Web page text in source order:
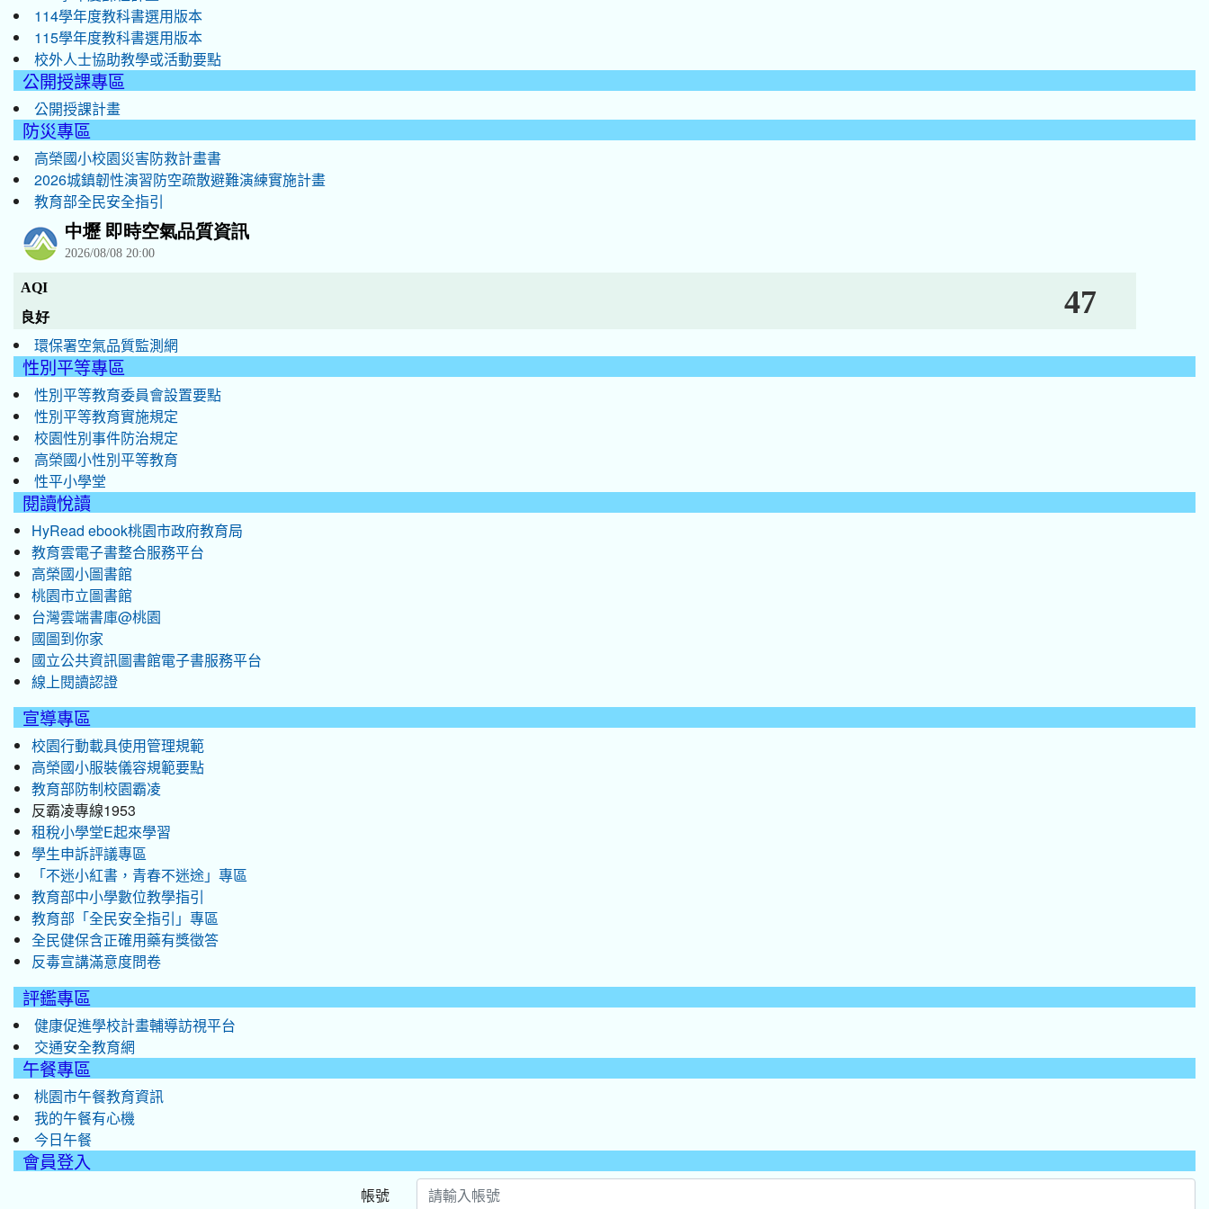
114學年度教科書選用版本
115學年度教科書選用版本
校外人士協助教學或活動要點
公開授課專區
公開授課計畫
防災專區
高榮國小校園災害防救計畫書
2026城鎮韌性演習防空疏散避難演練實施計畫
教育部全民安全指引
環保署空氣品質監測網
性別平等專區
性別平等教育委員會設置要點
性別平等教育實施規定
校園性別事件防治規定
高榮國小性別平等教育
性平小學堂
閱讀悅讀
HyRead ebook桃園市政府教育局
教育雲電子書整合服務平台
高榮國小圖書館
桃園市立圖書館
台灣雲端書庫@桃園
國圖到你家
國立公共資訊圖書館電子書服務平台
線上閱讀認證
宣導專區
校園行動載具使用管理規範
高榮國小服裝儀容規範要點
教育部防制校園霸凌
反霸凌專線1953
租稅小學堂E起來學習
學生申訴評議專區
「不迷小紅書，青春不迷途」專區
教育部中小學數位教學指引
教育部「全民安全指引」專區
全民健保含正確用藥有獎徵答
反毒宣講滿意度問卷
評鑑專區
健康促進學校計畫輔導訪視平台
交通安全教育網
午餐專區
桃園市午餐教育資訊
我的午餐有心機
今日午餐
會員登入
帳號